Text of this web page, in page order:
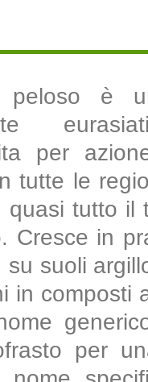
peloso è
per
tutte le
quasi tutto il
Cresce in
su suoli
in composti
per